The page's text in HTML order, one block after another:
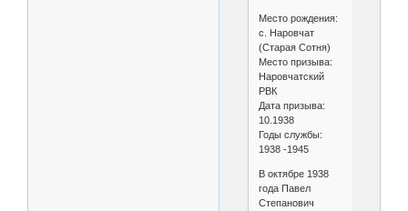
Место рождения:
с. Наровчат
(Старая Сотня)
Место призыва:
Наровчатский
РВК
Дата призыва:
10.1938
Годы службы:
1938 -1945
В октябре 1938
года Павел
Степанович